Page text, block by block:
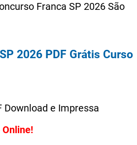
Franca SP 2026 São
2026 PDF Grátis Curso